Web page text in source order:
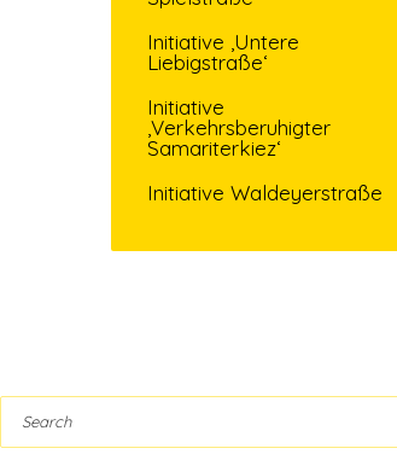
Initiative ‚Untere
Liebigstraße‘
Initiative
‚Verkehrsberuhigter
Samariterkiez‘
Initiative Waldeyerstraße